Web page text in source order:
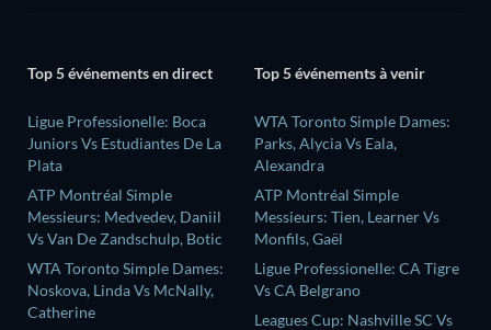
Top 5 événements en direct
Ligue Professionelle: Boca
Juniors Vs Estudiantes De La
Plata
ATP Montréal Simple
Messieurs: Medvedev, Daniil
Vs Van De Zandschulp, Botic
WTA Toronto Simple Dames:
Noskova, Linda Vs McNally,
Catherine
Top 5 événements à venir
WTA Toronto Simple Dames:
Parks, Alycia Vs Eala,
Alexandra
ATP Montréal Simple
Messieurs: Tien, Learner Vs
Monfils, Gaël
Ligue Professionelle: CA Tigre
Vs CA Belgrano
Leagues Cup: Nashville SC Vs